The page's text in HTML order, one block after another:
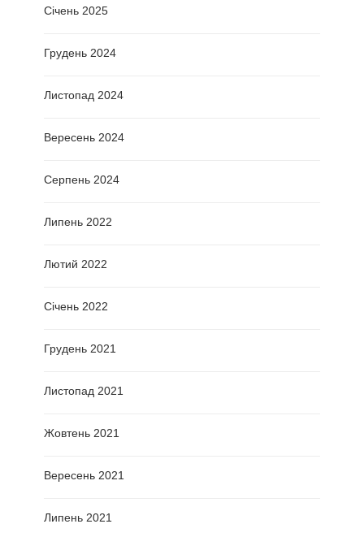
Січень 2025
Грудень 2024
Листопад 2024
Вересень 2024
Серпень 2024
Липень 2022
Лютий 2022
Січень 2022
Грудень 2021
Листопад 2021
Жовтень 2021
Вересень 2021
Липень 2021